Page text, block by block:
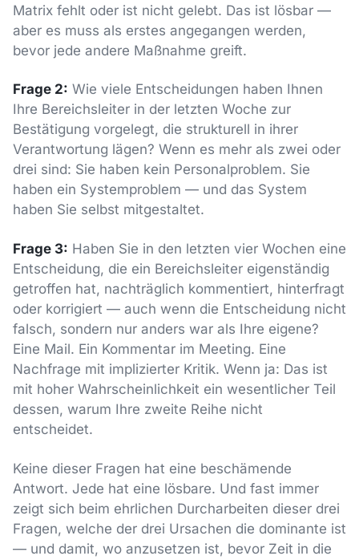
Matrix fehlt oder ist nicht gelebt. Das ist lösbar —
aber es muss als erstes angegangen werden,
bevor jede andere Maßnahme greift.
Frage 2: Wie viele Entscheidungen haben Ihnen
Ihre Bereichsleiter in der letzten Woche zur
Bestätigung vorgelegt, die strukturell in ihrer
Verantwortung lägen? Wenn es mehr als zwei oder
drei sind: Sie haben kein Personalproblem. Sie
haben ein Systemproblem — und das System
haben Sie selbst mitgestaltet.
Frage 3: Haben Sie in den letzten vier Wochen eine
Entscheidung, die ein Bereichsleiter eigenständig
getroffen hat, nachträglich kommentiert, hinterfragt
oder korrigiert — auch wenn die Entscheidung nicht
falsch, sondern nur anders war als Ihre eigene?
Eine Mail. Ein Kommentar im Meeting. Eine
Nachfrage mit implizierter Kritik. Wenn ja: Das ist
mit hoher Wahrscheinlichkeit ein wesentlicher Teil
dessen, warum Ihre zweite Reihe nicht
entscheidet.
Keine dieser Fragen hat eine beschämende
Antwort. Jede hat eine lösbare. Und fast immer
zeigt sich beim ehrlichen Durcharbeiten dieser drei
Fragen, welche der drei Ursachen die dominante ist
— und damit, wo anzusetzen ist, bevor Zeit in die